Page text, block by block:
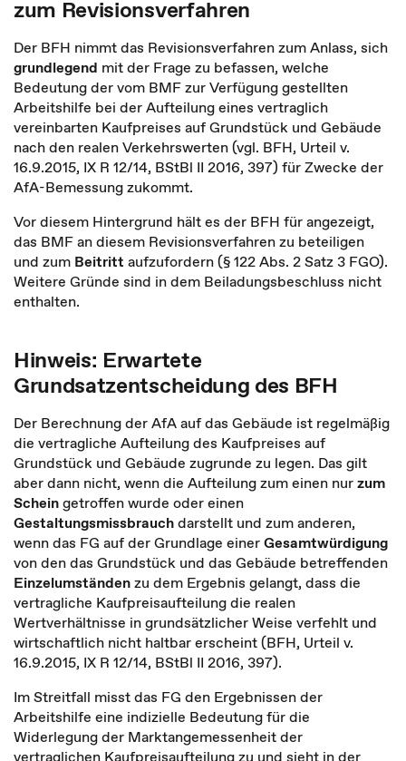
zum Revisionsverfahren
Der BFH nimmt das Revisionsverfahren zum Anlass, sich
grundlegend mit der Frage zu befassen, welche
Bedeutung der vom BMF zur Verfügung gestellten
Arbeitshilfe bei der Aufteilung eines vertraglich
vereinbarten Kaufpreises auf Grundstück und Gebäude
nach den realen Verkehrswerten (vgl. BFH, Urteil v.
16.9.2015, IX R 12/14, BStBl II 2016, 397) für Zwecke der
AfA-Bemessung zukommt.
Vor diesem Hintergrund hält es der BFH für angezeigt,
das BMF an diesem Revisionsverfahren zu beteiligen
und zum Beitritt aufzufordern (§ 122 Abs. 2 Satz 3 FGO).
Weitere Gründe sind in dem Beiladungsbeschluss nicht
enthalten.
Hinweis: Erwartete
Grundsatzentscheidung des BFH
Der Berechnung der AfA auf das Gebäude ist regelmäßig
die vertragliche Aufteilung des Kaufpreises auf
Grundstück und Gebäude zugrunde zu legen. Das gilt
aber dann nicht, wenn die Aufteilung zum einen nurzum
Scheingetroffen wurde oder einen
Gestaltungsmissbrauchdarstellt und zum anderen,
wenn das FG auf der Grundlage einerGesamtwürdigung
von den das Grundstück und das Gebäude betreffenden
Einzelumständenzu dem Ergebnis gelangt, dass die
vertragliche Kaufpreisaufteilung die realen
Wertverhältnisse in grundsätzlicher Weise verfehlt und
wirtschaftlich nicht haltbar erscheint (BFH, Urteil v.
16.9.2015, IX R 12/14, BStBl II 2016, 397).
Im Streitfall misst das FG den Ergebnissen der
Arbeitshilfe eine indizielle Bedeutung für die
Widerlegung der Marktangemessenheit der
vertraglichen Kaufpreisaufteilung zu und sieht in der